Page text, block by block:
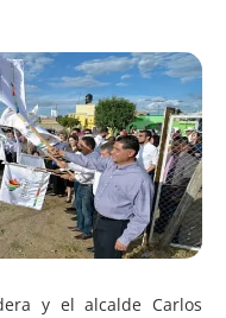
y el alcalde Carlos